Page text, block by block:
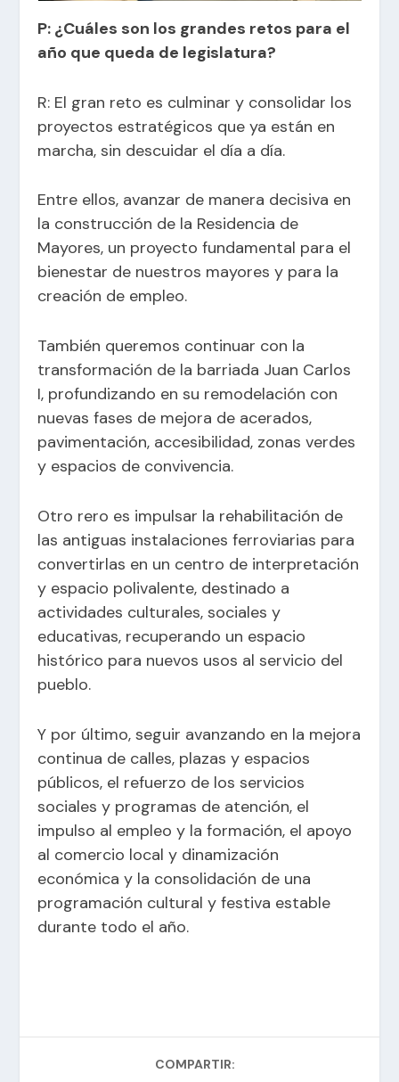
P: ¿Cuáles son los grandes retos para el
año que queda de legislatura?
R: El gran reto es culminar y consolidar los
proyectos estratégicos que ya están en
marcha, sin descuidar el día a día.
Entre ellos, avanzar de manera decisiva en
la construcción de la Residencia de
Mayores, un proyecto fundamental para el
bienestar de nuestros mayores y para la
creación de empleo.
También queremos continuar con la
transformación de la barriada Juan Carlos
I, profundizando en su remodelación con
nuevas fases de mejora de acerados,
pavimentación, accesibilidad, zonas verdes
y espacios de convivencia.
Otro rero es impulsar la rehabilitación de
las antiguas instalaciones ferroviarias para
convertirlas en un centro de interpretación
y espacio polivalente, destinado a
actividades culturales, sociales y
educativas, recuperando un espacio
histórico para nuevos usos al servicio del
pueblo.
Y por último, seguir avanzando en la mejora
continua de calles, plazas y espacios
públicos, el refuerzo de los servicios
sociales y programas de atención, el
impulso al empleo y la formación, el apoyo
al comercio local y dinamización
económica y la consolidación de una
programación cultural y festiva estable
durante todo el año.
COMPARTIR: